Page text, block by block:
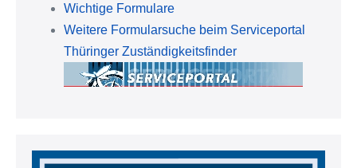
Wichtige Formulare
Weitere Formularsuche beim Serviceportal
Thüringer Zuständigkeitsfinder